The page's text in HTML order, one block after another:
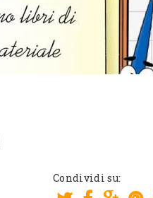
Condividi su: